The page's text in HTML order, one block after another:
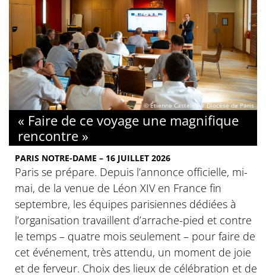
© Étienne Castelein / Diocèse de Paris
« Faire de ce voyage une magnifique
rencontre »
PARIS NOTRE-DAME – 16 JUILLET 2026
Paris se prépare. Depuis l’annonce officielle, mi-
mai, de la venue de Léon XIV en France fin
septembre, les équipes parisiennes dédiées à
l’organisation travaillent d’arrache-pied et contre
le temps – quatre mois seulement – pour faire de
cet événement, très attendu, un moment de joie
et de ferveur. Choix des lieux de célébration et de